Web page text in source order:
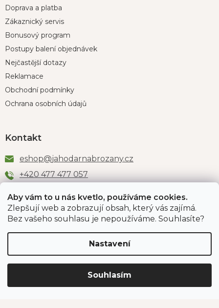
Aby vám to u nás kvetlo, používáme cookies.
Zlepšují web a zobrazují obsah, který vás zajímá.
Bez vašeho souhlasu je nepoužíváme. Souhlasíte?
Nastavení
Souhlasím
Doprava a platba
Zákaznický servis
Bonusový program
Postupy balení objednávek
Nejčastější dotazy
Reklamace
Obchodní podmínky
Ochrana osobních údajů
Kontakt
eshop@jahodarnabrozany.cz
+420 477 477 057
Odběr newsletteru
PŘIHLÁSIT SE